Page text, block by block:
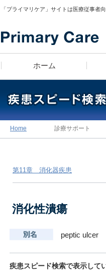
「プライマリケア」サイトは医療従事者
ホーム
製品ラインナップ
疾患スピード検索
漫画コンテンツ
医師のフィロソフィ
医師 宮田俊男に学ぶ
Home 診療サポート
第11章 消化器疾患
消化性潰瘍
peptic ulcer
疾患スピード検索で表示して